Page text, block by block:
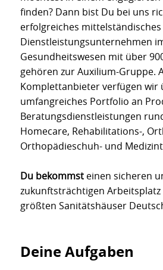
finden? Dann bist Du bei uns
erfolgreiches mittelständisches
Dienstleistungsunternehmen
Gesundheitswesen mit über
gehören zur Auxilium-Gruppe.
Komplettanbieter verfügen wir
umfangreiches Portfolio an
Beratungsdienstleistungen
Homecare, Rehabilitations-,
Orthopädieschuh- und
Du bekommst einen sicheren
zukunftsträchtigen
größten Sanitätshäuser
Deine Aufgaben